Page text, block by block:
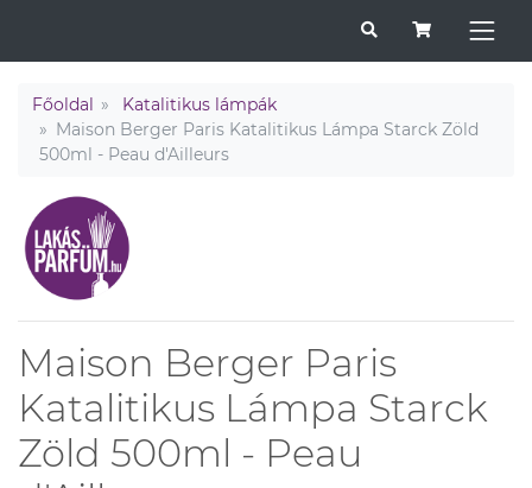
Főoldal
Katalitikus lámpák
Maison Berger Paris Katalitikus Lámpa Starck Zöld
500ml - Peau d'Ailleurs
Maison Berger Paris
Katalitikus Lámpa Starck
Zöld 500ml - Peau